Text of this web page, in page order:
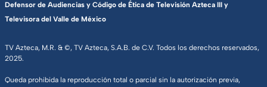
TV Azteca, M.R. & ©, TV Azteca, S.A.B. de C.V. Todos los derechos reservados,
2025.
Queda prohibida la reproducción total o parcial sin la autorización previa,
Defensor de Audiencias y Código de Ética de Televisión Azteca III y
Televisora del Valle de México